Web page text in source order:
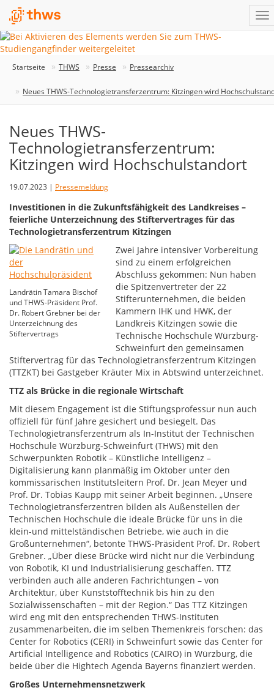
Startseite THWS Presse Pressearchiv
Neues THWS-Technologietransferzentrum: Kitzingen wird
Neues THWS-
Technologietransferzentrum:
Kitzingen wird Hochschulstandort
19.07.2023 | Pressemeldung
Investitionen in die Zukunftsfähigkeit des Landkreises –
feierliche Unterzeichnung des Stiftervertrages für das
Technologietransferzentrum Kitzingen
Landrätin Tamara Bischof
und THWS-Präsident Prof.
Dr. Robert Grebner bei der
Unterzeichnung des
Stiftervertrags
Zwei Jahre intensiver Vorbereitung
sind zu einem erfolgreichen
Abschluss gekommen: Nun haben
die Spitzenvertreter der 22
Stifterunternehmen, die beiden
Kammern IHK und HWK, der
Landkreis Kitzingen sowie die
Technische Hochschule Würzburg-
Schweinfurt den gemeinsamen
Stiftervertrag für das Technologietransferzentrum Kitzingen
(TTZKT) bei Gastgeber Kräuter Mix in Abtswind unterzeichnet.
TTZ als Brücke in die regionale Wirtschaft
Mit diesem Engagement ist die Stiftungsprofessur nun auch
offiziell für fünf Jahre gesichert und besiegelt. Das
Technologietransferzentrum als In-Institut der Technischen
Hochschule Würzburg-Schweinfurt (THWS) mit den
Schwerpunkten Robotik – Künstliche Intelligenz –
Digitalisierung kann planmäßig im Oktober unter den
kommissarischen Institutsleitern Prof. Dr. Jean Meyer und
Prof. Dr. Tobias Kaupp mit seiner Arbeit beginnen. „Unsere
Technologietransferzentren bilden als Außenstellen der
Technischen Hochschule die ideale Brücke für uns in die
klein-und mittelständischen Betriebe, wie auch in die
Großunternehmen“, betonte THWS-Präsident Prof. Dr. Robert
Grebner. „Über diese Brücke wird nicht nur die Verbindung
von Robotik, KI und Industrialisierung geschaffen. TTZ
verbinden auch alle anderen Fachrichtungen – von
Architektur, über Kunststofftechnik bis hin zu den
Sozialwissenschaften – mit der Region.“ Das TTZ Kitzingen
wird eng mit den entsprechenden THWS-Instituten
zusammenarbeiten, die im selben Themenkreis forschen: das
Center for Robotics (CERI) in Schweinfurt sowie das Center for
Artificial Intelligence and Robotics (CAIRO) in Würzburg, die
beide über die Hightech Agenda Bayerns finanziert werden.
Großes Unternehmensnetzwerk